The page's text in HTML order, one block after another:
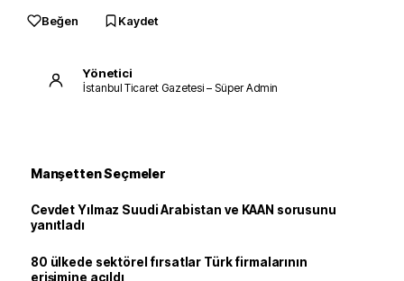
Beğen Kaydet
Yönetici
İstanbul Ticaret Gazetesi – Süper Admin
Manşetten Seçmeler
Cevdet Yılmaz Suudi Arabistan ve KAAN sorusunu
yanıtladı
80 ülkede sektörel fırsatlar Türk firmalarının
erişimine açıldı